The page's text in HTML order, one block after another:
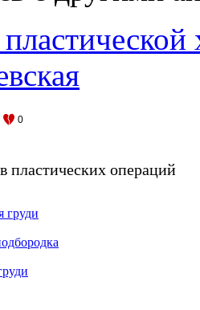
0
пластических операций
груди